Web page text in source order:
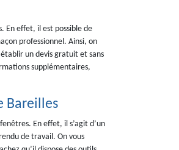
En effet, il est possible de
professionnel. Ainsi, on
établir un devis gratuit et sans
supplémentaires,
Bareilles
En effet, il s’agit d’un
de travail. On vous